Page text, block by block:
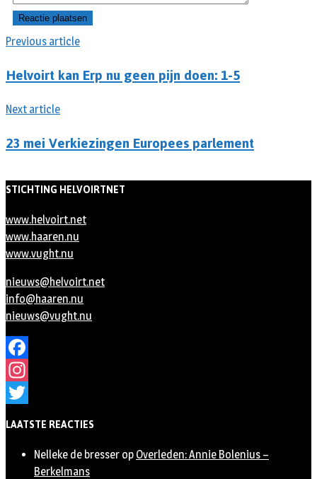
Previous article
Helvoirt kan Erp nu geen pijn doen: 1-5
Next article
23 mei Verkiezingen Europees parlement
STICHTING HELVOIRTNET
www.helvoirt.net
www.haaren.nu
www.vught.nu
nieuws@helvoirt.net
info@haaren.nu
nieuws@vught.nu
Facebook
Instagram
LAATSTE REACTIES
Nelleke de bresser op Overleden: Annie Bolenius –
Berkelmans